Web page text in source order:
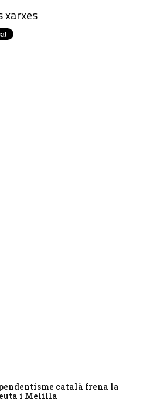
xarxes
català frena la
i Melilla